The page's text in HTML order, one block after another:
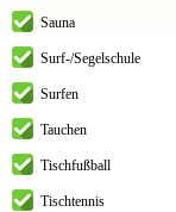
Sauna
Surf-/Segelschule
Surfen
Tauchen
Tischfußball
Tischtennis